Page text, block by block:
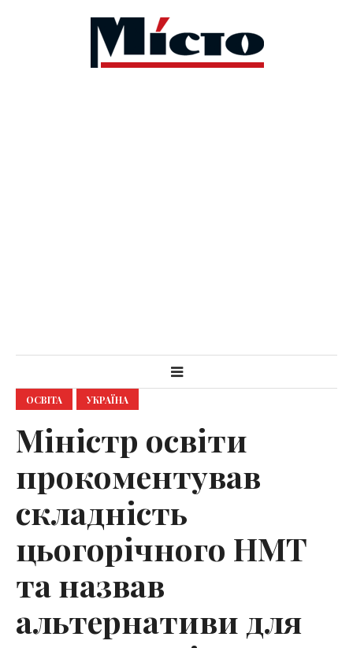
ОСВІТА УКРАЇНА
Міністр освіти
прокоментував
складність
цьогорічного НМТ
та назвав
альтернативи для